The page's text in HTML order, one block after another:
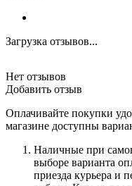
Загрузка отзывов...
Нет отзывов
Добавить отзыв
Оплачивайте покупки
магазине доступны
Наличные при
выборе варианта
приезда курьера и